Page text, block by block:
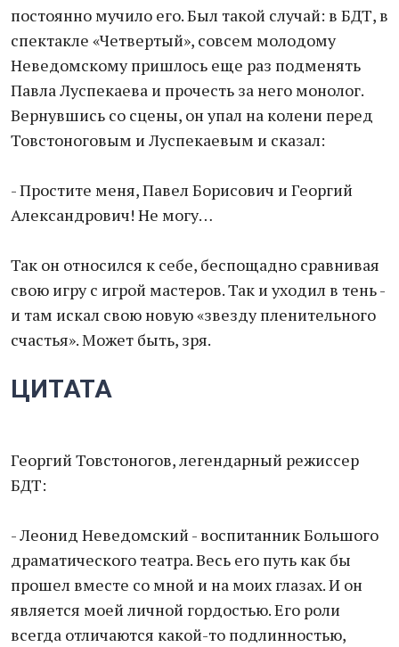
постоянно мучило его. Был такой случай: в БДТ, в
спектакле «Четвертый», совсем молодому
Неведомскому пришлось еще раз подменять
Павла Луспекаева и прочесть за него монолог.
Вернувшись со сцены, он упал на колени перед
Товстоноговым и Луспекаевым и сказал:
- Простите меня, Павел Борисович и Георгий
Александрович! Не могу…
Так он относился к себе, беспощадно сравнивая
свою игру с игрой мастеров. Так и уходил в тень -
и там искал свою новую «звезду пленительного
счастья». Может быть, зря.
ЦИТАТА
Георгий Товстоногов, легендарный режиссер
БДТ:
- Леонид Неведомский - воспитанник Большого
драматического театра. Весь его путь как бы
прошел вместе со мной и на моих глазах. И он
является моей личной гордостью. Его роли
всегда отличаются какой-то подлинностью,